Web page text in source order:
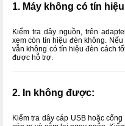
1. Máy không có tín
Kiểm tra dây nguồn, trên
xem còn tín hiệu đèn không.
vẫn không có tín hiệu đèn cách
được hỗ trợ.
2. In không được:
Kiểm tra dây cáp USB hoặc